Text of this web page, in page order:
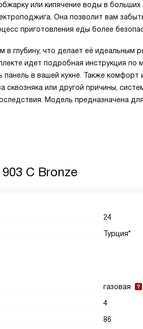
или кипячение воды в
Она позволит вам
приготовления еды более
в глубину, что делает её идеальным
идет подробная инструкция по
в вашей кухне. Также комфорт
сквозняка или другой причины,
Модель предназначена
C Bronze
24
Турция*
газовая
4
86